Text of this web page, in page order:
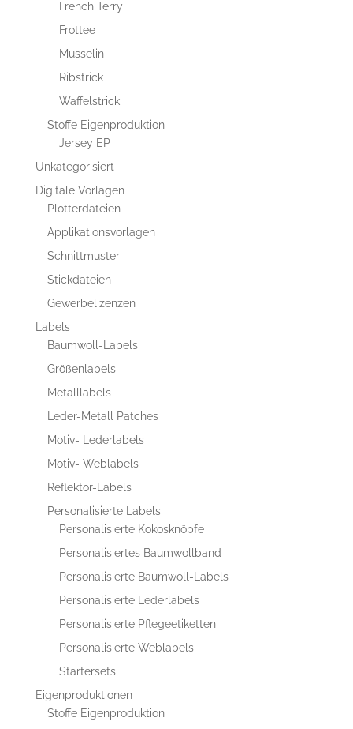
French Terry
Frottee
Musselin
Ribstrick
Waffelstrick
Stoffe Eigenproduktion
Jersey EP
Unkategorisiert
Digitale Vorlagen
Plotterdateien
Applikationsvorlagen
Schnittmuster
Stickdateien
Gewerbelizenzen
Labels
Baumwoll-Labels
Größenlabels
Metalllabels
Leder-Metall Patches
Motiv- Lederlabels
Motiv- Weblabels
Reflektor-Labels
Personalisierte Labels
Personalisierte Kokosknöpfe
Personalisiertes Baumwollband
Personalisierte Baumwoll-Labels
Personalisierte Lederlabels
Personalisierte Pflegeetiketten
Personalisierte Weblabels
Startersets
Eigenproduktionen
Stoffe Eigenproduktion